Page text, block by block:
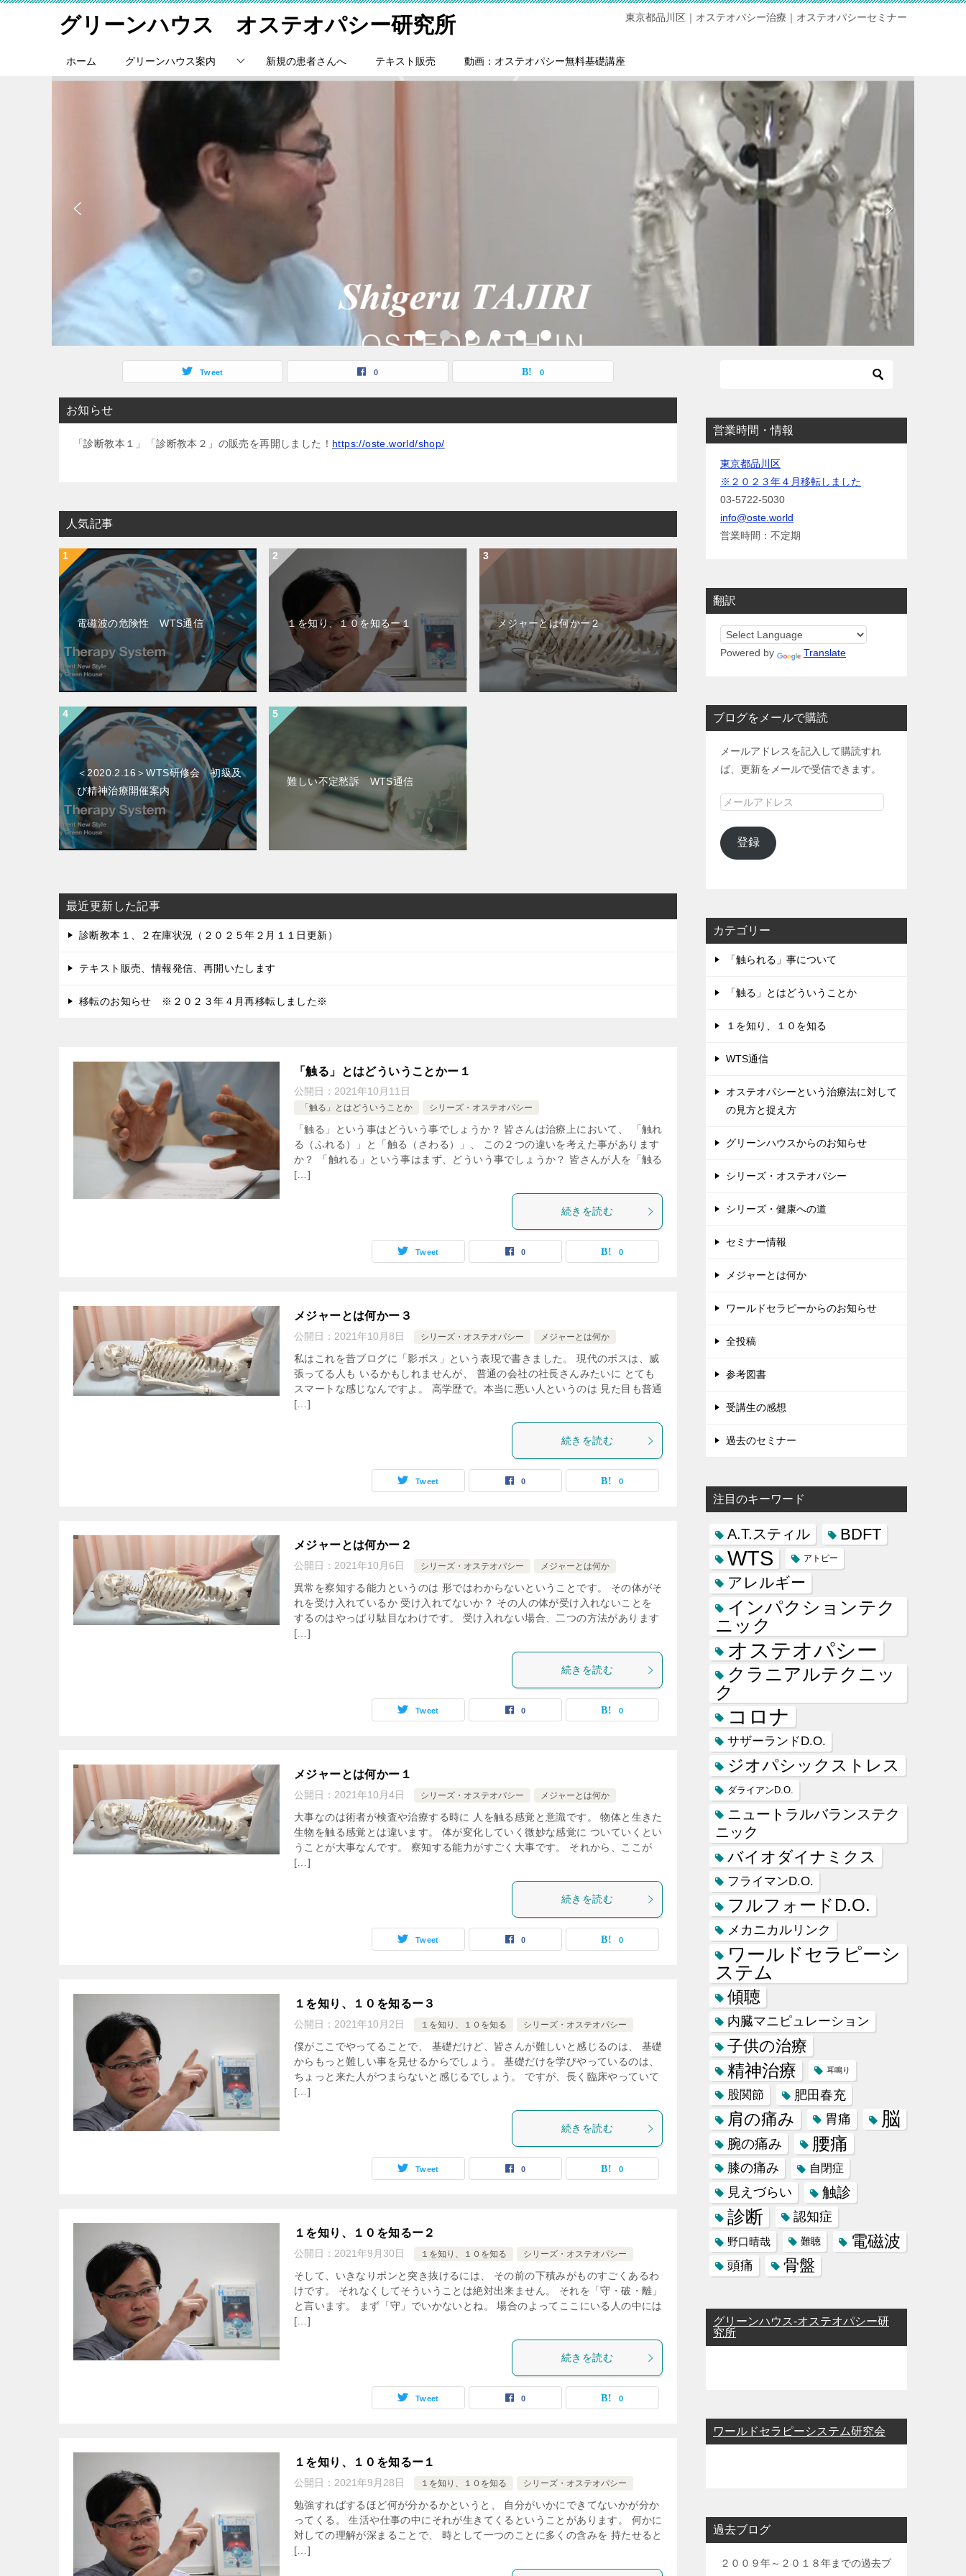
グリーンハウス オステオパシー研究所 東京都品川区｜オステオパシー治療｜オステオパシーセミナー
ホーム グリーンハウス案内 新規の患者さんへ テキスト販売 動画：オステオパシー無料基礎講座
Tweet 0 0
お知らせ
「診断教本１」「診断教本２」の販売を再開しました！ https://oste.world/shop/
人気記事
電磁波の危険性 WTS通信 １を知り、１０を知るー１ メジャーとは何かー２
＜2020.2.16＞WTS研修会 初級及
び精神治療開催案内
難しい不定愁訴 WTS通信
最近更新した記事
診断教本１、２在庫状況（２０２５年２月１１日更新）
テキスト販売、情報発信、再開いたします
移転のお知らせ ※２０２３年４月再移転しました※
「触る」とはどういうことかー１
公開日： 2021年10月11日
「触る」とはどういうことか シリーズ・オステオパシー
「触る」という事はどういう事でしょうか？ 皆さんは治療上において、 「触れ
る（ふれる）」と「触る（さわる）」、 この２つの違いを考えた事があります
か？ 「触れる」という事はまず、どういう事でしょうか？ 皆さんが人を「触る
[…]
続きを読む
Tweet 0 0
メジャーとは何かー３
公開日： 2021年10月8日 シリーズ・オステオパシー メジャーとは何か
私はこれを昔ブログに「影ボス」という表現で書きました。 現代のボスは、威
張ってる人も いるかもしれませんが、 普通の会社の社長さんみたいに とても
スマートな感じなんですよ。 高学歴で。本当に悪い人というのは 見た目も普通
[…]
続きを読む
Tweet 0 0
メジャーとは何かー２
公開日： 2021年10月6日 シリーズ・オステオパシー メジャーとは何か
異常を察知する能力というのは 形ではわからないということです。 その体がそ
れを受け入れているか 受け入れてないか？ その人の体が受け入れないことを
するのはやっぱり駄目なわけです。 受け入れない場合、二つの方法があります
[…]
続きを読む
Tweet 0 0
メジャーとは何かー１
公開日： 2021年10月4日 シリーズ・オステオパシー メジャーとは何か
大事なのは術者が検査や治療する時に 人を触る感覚と意識です。 物体と生きた
生物を触る感覚とは違います。 体が変化していく微妙な感覚に ついていくとい
うことが大事なんです。 察知する能力がすごく大事です。 それから、ここが
[…]
続きを読む
Tweet 0 0
１を知り、１０を知るー３
公開日： 2021年10月2日 １を知り、１０を知る シリーズ・オステオパシー
僕がここでやってることで、 基礎だけど、皆さんが難しいと感じるのは、 基礎
からもっと難しい事を見せるからでしょう。 基礎だけを学びやっているのは、
ちょっと来た人がつまらないと感じるでしょう。 ですが、長く臨床やっていて
[…]
続きを読む
Tweet 0 0
１を知り、１０を知るー２
公開日： 2021年9月30日 １を知り、１０を知る シリーズ・オステオパシー
そして、いきなりポンと突き抜けるには、 その前の下積みがものすごくあるわ
けです。 それなくしてそういうことは絶対出来ません。 それを「守・破・離」
と言います。 まず「守」でいかないとね。 場合のよってここにいる人の中には
[…]
続きを読む
Tweet 0 0
１を知り、１０を知るー１
公開日： 2021年9月28日 １を知り、１０を知る シリーズ・オステオパシー
勉強すればするほど何が分かるかというと、 自分がいかにできてないかが分か
ってくる。 生活や仕事の中にそれが生きてくるということがあります。 何かに
対しての理解が深まることで、 時として一つのことに多くの含みを 持たせると
[…]
営業時間・情報
東京都品川区
※２０２３年４月移転しました
03-5722-5030
info@oste.world
営業時間：不定期
翻訳
Powered by Translate
ブログをメールで購読
メールアドレスを記入して購読すれ
ば、更新をメールで受信できます。
メ
ル
ア
登録
カテゴリー
「触られる」事について
「触る」とはどういうことか
１を知り、１０を知る
WTS通信
オステオパシーという治療法に対して
の見方と捉え方
グリーンハウスからのお知らせ
シリーズ・オステオパシー
シリーズ・健康への道
セミナー情報
メジャーとは何か
ワールドセラピーからのお知らせ
全投稿
参考図書
受講生の感想
過去のセミナー
注目のキーワード
A.T.スティル BDFT
WTS アトピー
アレルギー
インパクションテク
ニック
オステオパシー
クラニアルテクニッ
ク
コロナ
サザーランドD.O.
ジオパシックストレス
ダライアンD.O.
ニュートラルバランステク
ニック
バイオダイナミクス
フライマンD.O.
フルフォードD.O.
メカニカルリンク
ワールドセラピーシ
ステム
傾聴
内臓マニピュレーション
子供の治療
精神治療 耳鳴り
股関節 肥田春充
肩の痛み 胃痛 脳
腕の痛み 腰痛
膝の痛み 自閉症
見えづらい 触診
診断 認知症
野口晴哉 難聴 電磁波
頭痛 骨盤
グリーンハウス-オステオパシー研
究所
ワールドセラピーシステム研究会
過去ブログ
２００９年～２０１８年までの過去ブ